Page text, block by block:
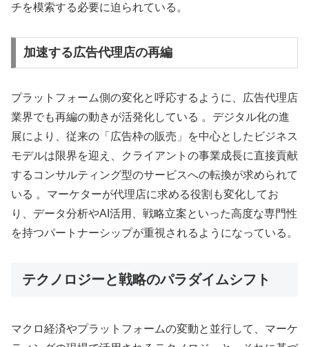
チを模索する必要に迫られている。
加速する広告代理店の再編
プラットフォーム側の変化と呼応するように、広告代理店
業界でも再編の動きが活発化している 。デジタル化の進
展により、従来の「広告枠の販売」を中心としたビジネス
モデルは限界を迎え、クライアントの事業成長に直接貢献
するコンサルティング型のサービスへの転換が求められて
いる 。マーケターが代理店に求める役割も変化してお
り、データ分析やAI活用、戦略立案といった高度な専門性
を持つパートナーシップが重視されるようになっている。
テクノロジーと戦略のパラダイムシフト
マクロ経済やプラットフォームの変動と並行して、マーケ